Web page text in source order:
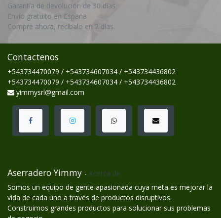
Garantía de devolución de 30 días
Envío gratuito en España
Compre ahora, recíbalo en 2 días.
Contactenos
+543734470079 / +543734607034 / +543734436802
+543734470079 / +543734607034 / +543734436802
yimmysrl@gmail.com
Aserradero Yimmy - Acerca de
Somos un equipo de gente apasionada cuya meta es mejorar la
vida de cada uno a través de productos disruptivos.
Construimos grandes productos para solucionar sus problemas